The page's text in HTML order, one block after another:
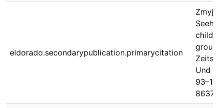
eldorado.secondarypublication.primarycitation
Zmyj,
group
Und